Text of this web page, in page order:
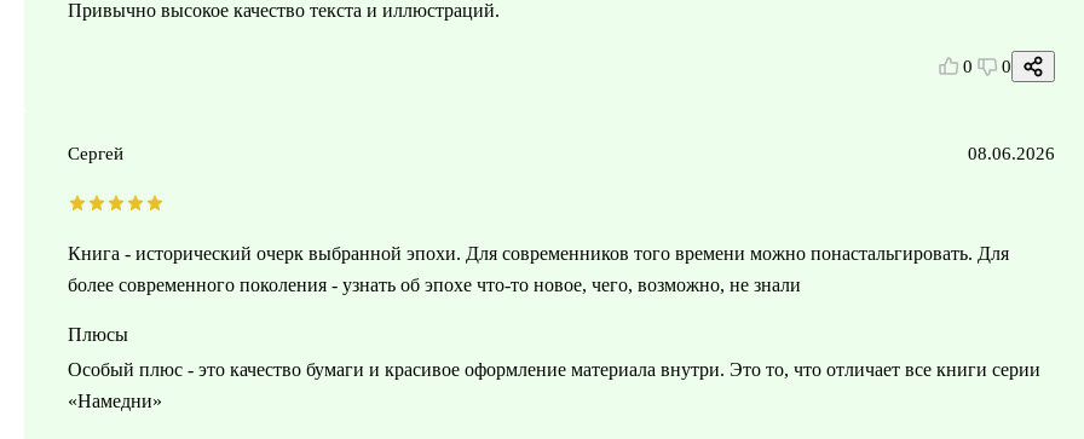
Привычно высокое качество текста и иллюстраций.
0 0
Сергей 08.06.2026
Книга - исторический очерк выбранной эпохи. Для современников того времени можно понастальгировать. Для
более современного поколения - узнать об эпохе что-то новое, чего, возможно, не знали
Плюсы
Особый плюс - это качество бумаги и красивое оформление материала внутри. Это то, что отличает все книги серии
«Намедни»